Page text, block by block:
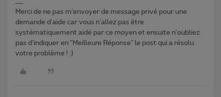
Merci de ne pas m'envoyer de message privé pour une
demande d'aide car vous n'allez pas être
systématiquement aidé par ce moyen et ensuite n'oubliez
pas d'indiquer en "Meilleure Réponse" le post qui a résolu
votre problème ! :)